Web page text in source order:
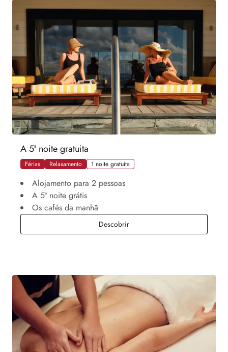
A 5ª noite gratuita
Férias Relaxamento 1 noite gratuita
Alojamento para 2 pessoas
A 5ª noite grátis
Os cafés da manhã
DescobrirA 5ª noite gratuita